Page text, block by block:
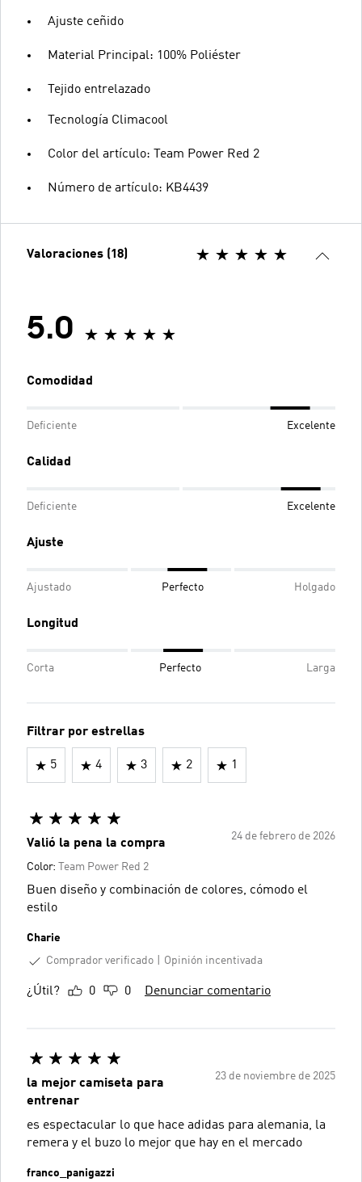
Ajuste ceñido
Material Principal: 100% Poliéster
Tejido entrelazado
Tecnología Climacool
Color del artículo: Team Power Red 2
Número de artículo: KB4439
Valoraciones (18)
5.0
Comodidad
Deficiente Excelente
Calidad
Deficiente Excelente
Ajuste
Ajustado Perfecto Holgado
Longitud
Corta Perfecto Larga
Filtrar por estrellas
5 4 3 2 1
24 de febrero de 2026
Valió la pena la compra
Color: Team Power Red 2
Buen diseño y combinación de colores, cómodo el
estilo
Charie
Comprador verificado
Opinión incentivada
¿Útil? 0 0 Denunciar comentario
23 de noviembre de 2025
la mejor camiseta para
entrenar
es espectacular lo que hace adidas para alemania, la
remera y el buzo lo mejor que hay en el mercado
franco_panigazzi